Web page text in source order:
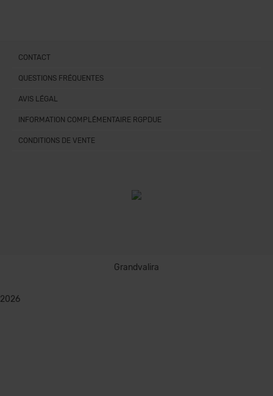
CONTACT
QUESTIONS FRÉQUENTES
AVIS LÉGAL
INFORMATION COMPLÉMENTAIRE RGPDUE
CONDITIONS DE VENTE
Grandvalira
2026